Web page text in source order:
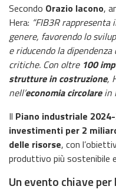
Secondo Orazio Iacono,
Hera: “FIB3R
genere, favorendo lo
e riducendo la
critiche. Con oltre 100
strutture in costruzione,
nell’economia circolarein
Il Piano industriale
investimenti per 2
delle risorse, con
produttivo più sostenibile
Un evento chiave